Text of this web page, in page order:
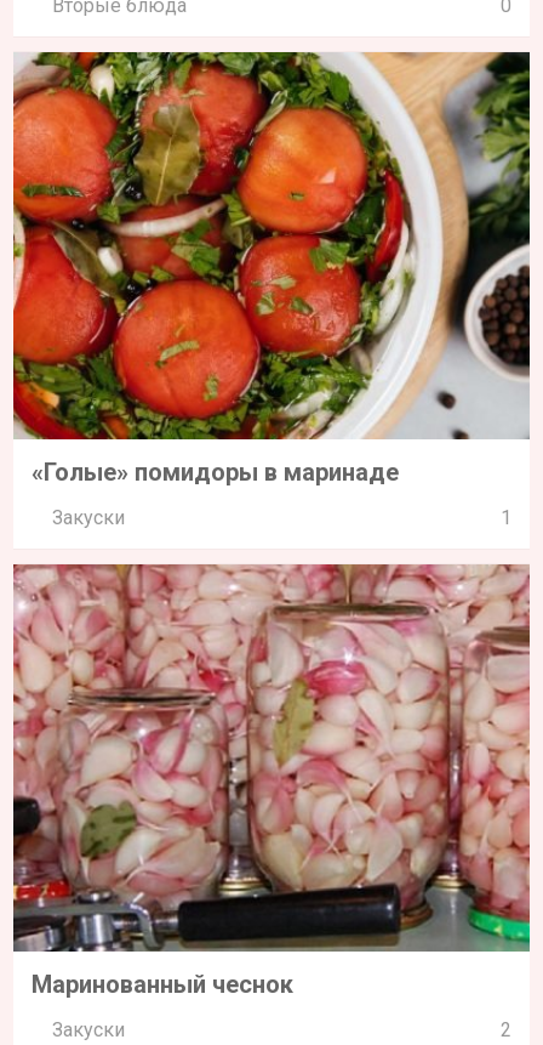
Вторые блюда 0
«Голые» помидоры в маринаде
Закуски 1
Маринованный чеснок
Закуски 2